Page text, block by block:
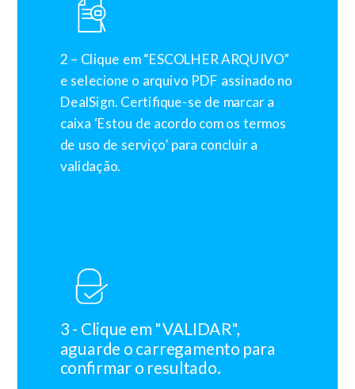
2 – Clique em “ESCOLHER ARQUIVO”
e selecione o arquivo PDF assinado no
DealSign. Certifique-se de marcar a
caixa ‘Estou de acordo com os termos
de uso de serviço’ para concluir a
validação.
3- Clique em "VALIDAR",
aguarde ocarregamento para
confirmaro resultado.